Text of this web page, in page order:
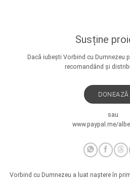
Susține
Dacă iubești Vorbind cu Dumnezeu
recomandând și
DONEAZĂ
sau
www.paypal.me/
Vorbind cu Dumnezeu a luat naștere în